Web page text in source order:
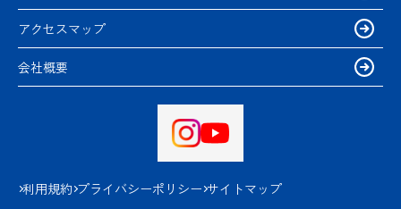
アクセスマップ
会社概要
利用規約 プライバシーポリシー サイトマップ